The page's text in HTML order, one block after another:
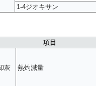
1-4ジオキサン
項目
灰 熱灼減量